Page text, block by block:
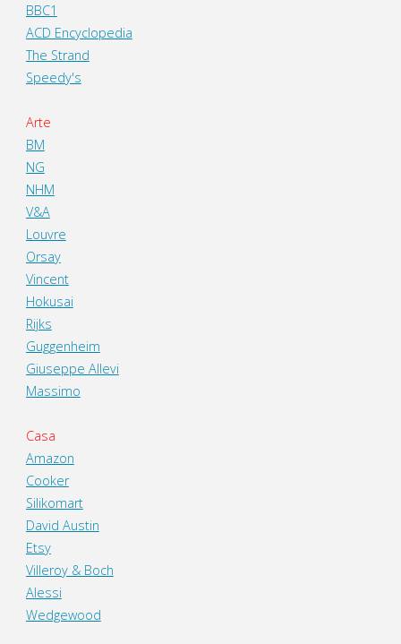
BBC1
ACD Encyclopedia
The Strand
Speedy's
Arte
BM
NG
NHM
V&A
Louvre
Orsay
Vincent
Hokusai
Rijks
Guggenheim
Giuseppe Allevi
Massimo
Casa
Amazon
Cooker
Silikomart
David Austin
Etsy
Villeroy & Boch
Alessi
Wedgewood